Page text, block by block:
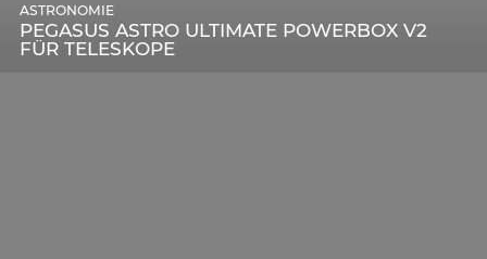
PEGASUS ASTRO ULTIMATE POWERBOX V2
FÜR TELESKOPE
ASTRONOMIE